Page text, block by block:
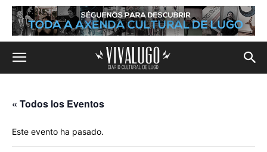
« Todos los Eventos
Este evento ha pasado.